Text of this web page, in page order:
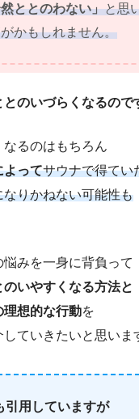
ととのわない」と思
かもしれません。
のいづらくなるので
るのはもちろん
よってサウナで得てい
りかねない可能性も
みを一身に背負って
いやすくなる方法と
理想的な行動を
ていきたいと思いま
引用していますが